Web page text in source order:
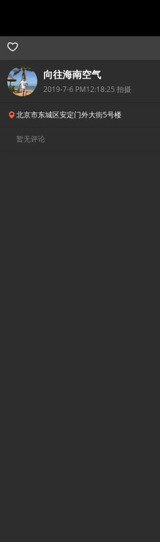
向往海南空气
2019-7-6 PM12:18:25 拍摄
北京市东城区安定门外大街5号楼
暂无评论